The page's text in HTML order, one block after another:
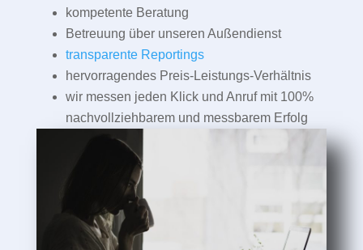
kompetente Beratung
Betreuung über unseren Außendienst
transparente Reportings
hervorragendes Preis-Leistungs-Verhältnis
wir messen jeden Klick und Anruf mit 100%
nachvollziehbarem und messbarem Erfolg